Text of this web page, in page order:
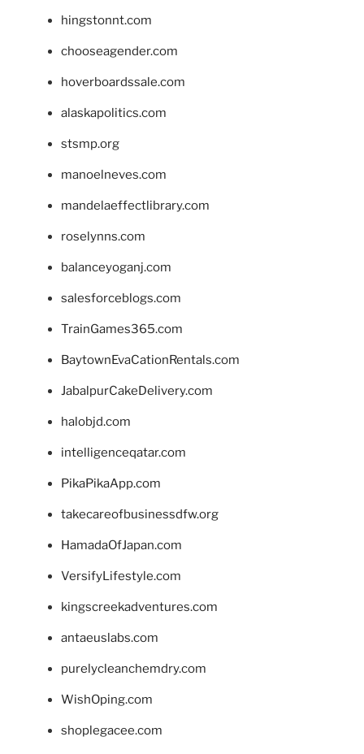
hingstonnt.com
chooseagender.com
hoverboardssale.com
alaskapolitics.com
stsmp.org
manoelneves.com
mandelaeffectlibrary.com
roselynns.com
balanceyoganj.com
salesforceblogs.com
TrainGames365.com
BaytownEvaCationRentals.com
JabalpurCakeDelivery.com
halobjd.com
intelligenceqatar.com
PikaPikaApp.com
takecareofbusinessdfw.org
HamadaOfJapan.com
VersifyLifestyle.com
kingscreekadventures.com
antaeuslabs.com
purelycleanchemdry.com
WishOping.com
shoplegacee.com